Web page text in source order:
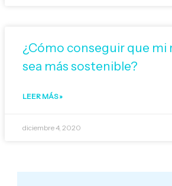
¿Cómo conseguir que mi
sea más sostenible?
LEER MÁS »
diciembre 4, 2020